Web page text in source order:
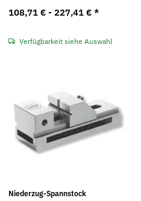
108,71 € - 227,41 € *
Verfügbarkeit siehe Auswahl
Niederzug-Spannstock